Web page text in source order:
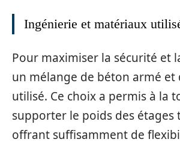
Ingénierie et matériaux
Pour maximiser la sécurité et
un mélange de béton armé et
utilisé. Ce choix a permis à la
supporter le poids des étages
offrant suffisamment de